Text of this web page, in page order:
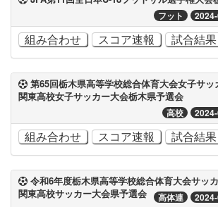
フット
組み合わせ スコア速報 試合結果
第65回栃木県高等学校総合体育大会女子サ
関東高校女子サッカー大会栃木県予選会
高校
組み合わせ スコア速報 試合結果
令和6年度栃木県高等学校総合体育大会サッ
関東高校サッカー大会県予選会
高体連